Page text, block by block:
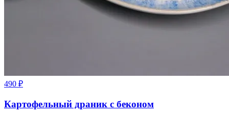
490 ₽
Картофельный драник с беконом